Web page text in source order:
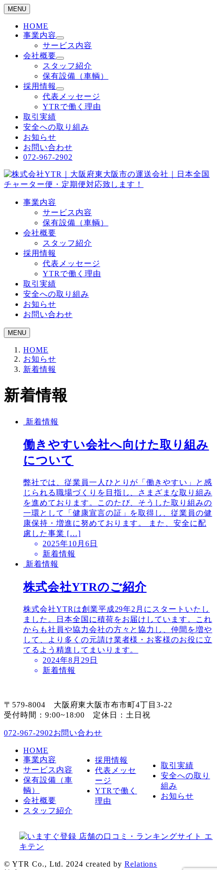
MENU
HOME
事業内容
サービス内容
会社概要
スタッフ紹介
保有設備（車輌）
採用情報
代表メッセージ
YTRで働く理由
取引実績
安全への取り組み
お知らせ
お問い合わせ
072-967-2902
事業内容
サービス内容
保有設備（車輌）
会社概要
スタッフ紹介
採用情報
代表メッセージ
YTRで働く理由
取引実績
安全への取り組み
お知らせ
お問い合わせ
MENU
HOME
お知らせ
新着情報
新着情報
新着情報
働きやすい会社へ向けた取り組み
について
弊社では、従業員一人ひとりが「働きやすい」と感
じられる職場づくりを目指し、さまざまな取り組み
を進めております。このたび、そうした取り組みの
一環として「健康宣言の証」を取得し、従業員の健
康保持・増進に努めております。 また、安全に配
慮した事業 […]
2025年10月6日
新着情報
新着情報
株式会社YTRのご紹介
株式会社YTRは創業平成29年2月にスタートいたし
ました。日本全国に積荷をお届けしています。これ
からも社員や協力会社の方々と協力し、仲間を増や
して、より多くの元請け業者様・お客様のお役に立
てるよう精進してまいります。
2024年8月29日
新着情報
〒579-8004 大阪府東大阪市布市町4丁目3-22
受付時間：9:00~18:00 定休日：土日祝
072-967-2902お問い合わせ
HOME
事業内容
サービス内容
保有設備（車
輌）
会社概要
スタッフ紹介
採用情報
代表メッセ
ージ
YTRで働く
理由
取引実績
安全への取り
組み
お知らせ
© YTR Co., Ltd. 2024 created by Relations